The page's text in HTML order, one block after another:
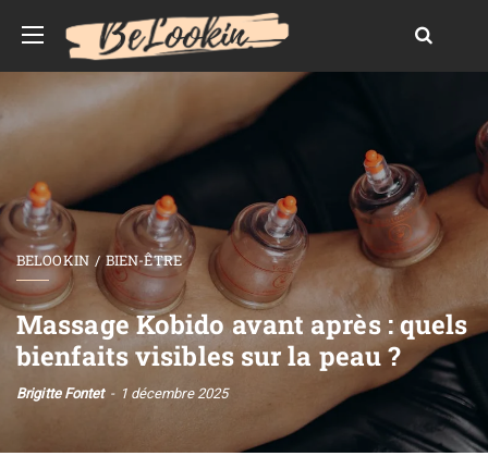
BELOOKIN BIEN-ÊTRE
Massage Kobido avant après : quels
bienfaits visibles sur la peau ?
Brigitte Fontet 1 décembre 2025